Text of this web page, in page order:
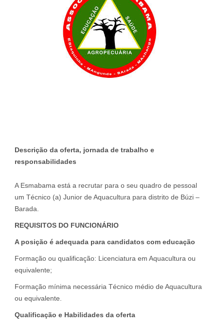
Descrição da oferta, jornada de trabalho e
responsabilidades
A Esmabama está a recrutar para o seu quadro de pessoal
um Técnico (a) Junior de Aquacultura para distrito de Búzi –
Barada.
REQUISITOS DO FUNCIONÁRIO
A posição é adequada para candidatos com educação
Formação ou qualificação: Licenciatura em Aquacultura ou
equivalente;
Formação mínima necessária Técnico médio de Aquacultura
ou equivalente.
Qualificação e Habilidades da oferta